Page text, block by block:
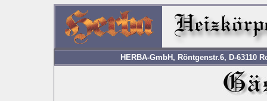
HERBA-GmbH, Röntgenstr.6, D-63110